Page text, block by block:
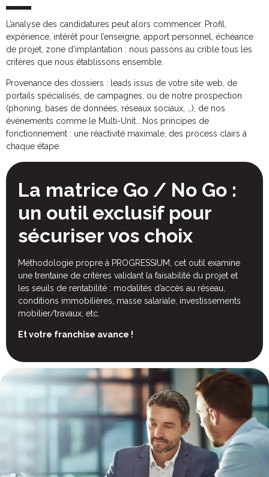
L’analyse des candidatures peut alors commencer. Profil,
expérience, intérêt pour l’enseigne, apport personnel, échéance
de projet, zone d’implantation : nous passons au crible tous les
critères que nous établissons ensemble.
Provenance des dossiers : leads issus de votre site web, de
portails spécialisés, de campagnes, ou de notre prospection
(phoning, bases de données, réseaux sociaux, …), de nos
événements comme le Multi-Unit… Nos principes de
fonctionnement : une réactivité maximale, des process clairs à
chaque étape.
La matrice Go / No Go :
un outil exclusif pour
sécuriser vos choix
Méthodologie propre à PROGRESSIUM, cet outil examine
une trentaine de critères validant la faisabilité du projet et
les seuils de rentabilité : modalités d’accès au réseau,
conditions immobilières, masse salariale, investissements
mobilier/travaux, etc.
Et votre franchise avance !